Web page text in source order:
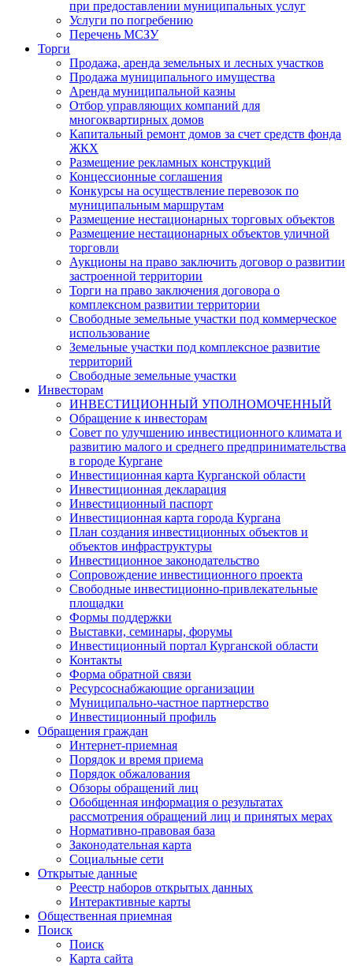
при предоставлении муниципальных услуг
Услуги по погребению
Перечень МСЗУ
Торги
Продажа, аренда земельных и лесных участков
Продажа муниципального имущества
Аренда муниципальной казны
Отбор управляющих компаний для
многоквартирных домов
Капитальный ремонт домов за счет средств фонда
ЖКХ
Размещение рекламных конструкций
Концессионные соглашения
Конкурсы на осуществление перевозок по
муниципальным маршрутам
Размещение нестационарных торговых объектов
Размещение нестационарных объектов уличной
торговли
Аукционы на право заключить договор о развитии
застроенной территории
Торги на право заключения договора о
комплексном развитии территории
Свободные земельные участки под коммерческое
использование
Земельные участки под комплексное развитие
территорий
Свободные земельные участки
Инвесторам
ИНВЕСТИЦИОННЫЙ УПОЛНОМОЧЕННЫЙ
Обращение к инвесторам
Совет по улучшению инвестиционного климата и
развитию малого и среднего предпринимательства
в городе Кургане
Инвестиционная карта Курганской области
Инвестиционная декларация
Инвестиционный паспорт
Инвестиционная карта города Кургана
План создания инвестиционных объектов и
объектов инфраструктуры
Инвестиционное законодательство
Сопровождение инвестиционного проекта
Свободные инвестиционно-привлекательные
площадки
Формы поддержки
Выставки, семинары, форумы
Инвестиционный портал Курганской области
Контакты
Форма обратной связи
Ресурсоснабжающие организации
Муниципально-частное партнерство
Инвестиционный профиль
Обращения граждан
Интернет-приемная
Порядок и время приема
Порядок обжалования
Обзоры обращений лиц
Обобщенная информация о результатах
рассмотрения обращений лиц и принятых мерах
Нормативно-правовая база
Законодательная карта
Социальные сети
Открытые данные
Реестр наборов открытых данных
Интерактивные карты
Общественная приемная
Поиск
Поиск
Карта сайта